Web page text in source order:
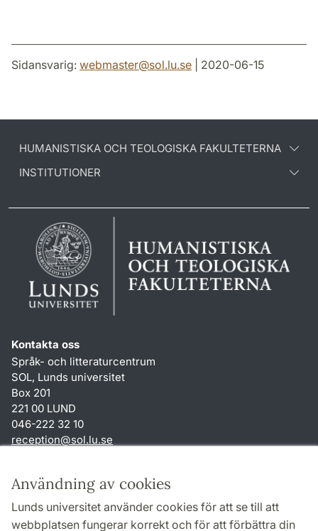
Användning av cookies
Lunds universitet använder cookies för att se till att
webbplatsen fungerar korrekt och för att förbättra din
Sidansvarig: webmaster@sol.lu.se | 2020-06-15
HUMANISTISKA OCH TEOLOGISKA FAKULTETERNA
INSTITUTIONER
Kontakta oss
Språk- och litteraturcentrum
SOL, Lunds universitet
Box 201
221 00 LUND
046-222 32 10
reception@sol.lu.se
Genvägar
Om webbplatsen och cookies
Behandling av personuppgifter